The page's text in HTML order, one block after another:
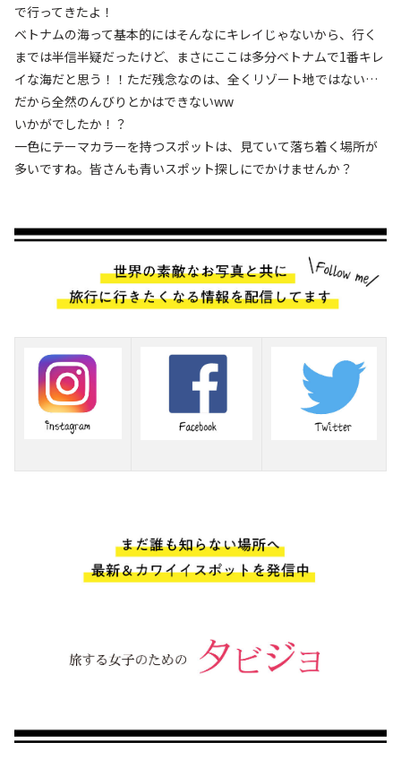
で行ってきたよ！
ベトナムの海って基本的にはそんなにキレイじゃないから、行く
までは半信半疑だったけど、まさにここは多分ベトナムで1番キレ
イな海だと思う！！ただ残念なのは、全くリゾート地ではない…
だから全然のんびりとかはできないww
いかがでしたか！？
一色にテーマカラーを持つスポットは、見ていて落ち着く場所が
多いですね。皆さんも青いスポット探しにでかけませんか？